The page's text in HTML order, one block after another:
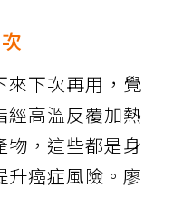
來下次再用，覺
經高溫反覆加熱
物，這些都是身
升癌症風險。廖